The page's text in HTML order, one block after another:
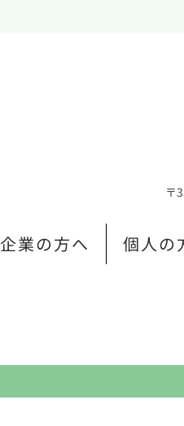
〒
企業の方へ 個人の